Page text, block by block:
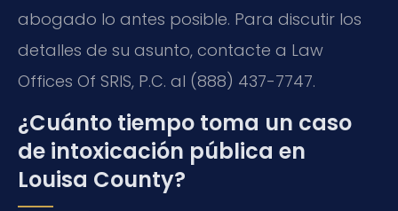
abogado lo antes posible. Para discutir los
detalles de su asunto, contacte a Law
Offices Of SRIS, P.C. al (888) 437-7747.
¿Cuánto tiempo toma un caso
de intoxicación pública en
Louisa County?